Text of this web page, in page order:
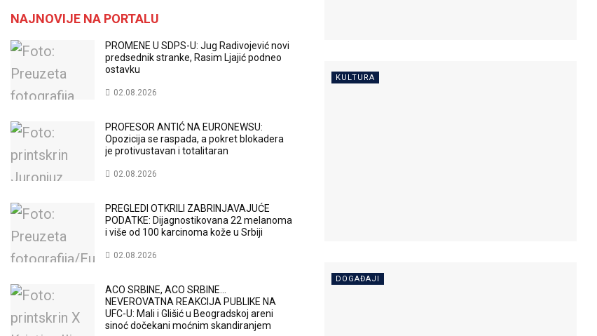
KULTURA
DOGAĐAJI
NAJNOVIJE NA PORTALU
PROMENE U SDPS-U: Jug Radivojević novi
predsednik stranke, Rasim Ljajić podneo
ostavku
02.08.2026
PROFESOR ANTIĆ NA EURONEWSU:
Opozicija se raspada, a pokret blokadera
je protivustavan i totalitaran
02.08.2026
PREGLEDI OTKRILI ZABRINJAVAJUĆE
PODATKE: Dijagnostikovana 22 melanoma
i više od 100 karcinoma kože u Srbiji
02.08.2026
ACO SRBINE, ACO SRBINE…
NEVEROVATNA REAKCIJA PUBLIKE NA
UFC-U: Mali i Glišić u Beogradskoj areni
sinoć dočekani moćnim skandiranjem